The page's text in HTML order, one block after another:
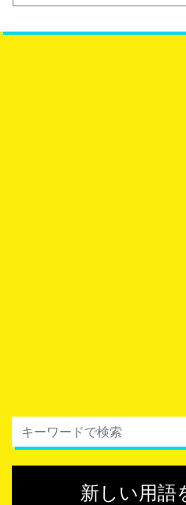
新しい用語